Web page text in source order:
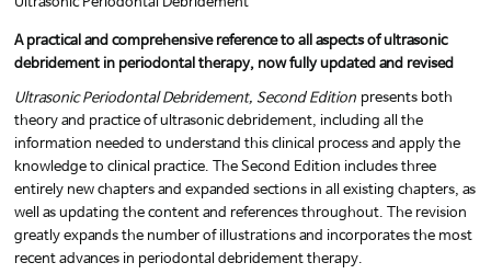
A practical and comprehensive reference to all aspects of ultrasonic
debridement in periodontal therapy, now fully updated and revised
Ultrasonic Periodontal Debridement, Second Edition presents both
theory and practice of ultrasonic debridement, including all the
information needed to understand this clinical process and apply the
knowledge to clinical practice. The Second Edition includes three
entirely new chapters and expanded sections in all existing chapters, as
well as updating the content and references throughout. The revision
greatly expands the number of illustrations and incorporates the most
recent advances in periodontal debridement therapy.